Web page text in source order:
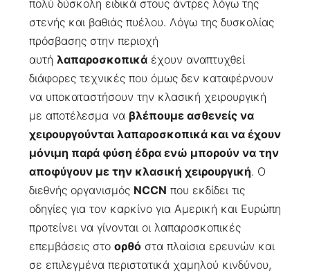
πολύ δύσκολη ειδικά στους άντρες λόγω της
στενής και βαθιάς πυέλου. Λόγω της δυσκολίας
πρόσβασης στην περιοχή
αυτή λαπαροσκοπικά έχουν αναπτυχθεί
διάφορες τεχνικές που όμως δεν καταφέρνουν
να υποκαταστήσουν την κλασική χειρουργική
με αποτέλεσμα να βλέπουμε ασθενείς να
χειρουργούνται λαπαροσκοπικά και να έχουν
μόνιμη παρά φύση έδρα ενώ μπορούν να την
αποφύγουν με την κλασική χειρουργική. Ο
διεθνής οργανισμός NCCN που εκδίδει τις
οδηγίες για τον καρκίνο για Αμερική και Ευρώπη
προτείνει να γίνονται οι λαπαροσκοπικές
επεμβάσεις στο ορθό στα πλαίσια ερευνών και
σε επιλεγμένα περιστατικά χαμηλού κινδύνου,